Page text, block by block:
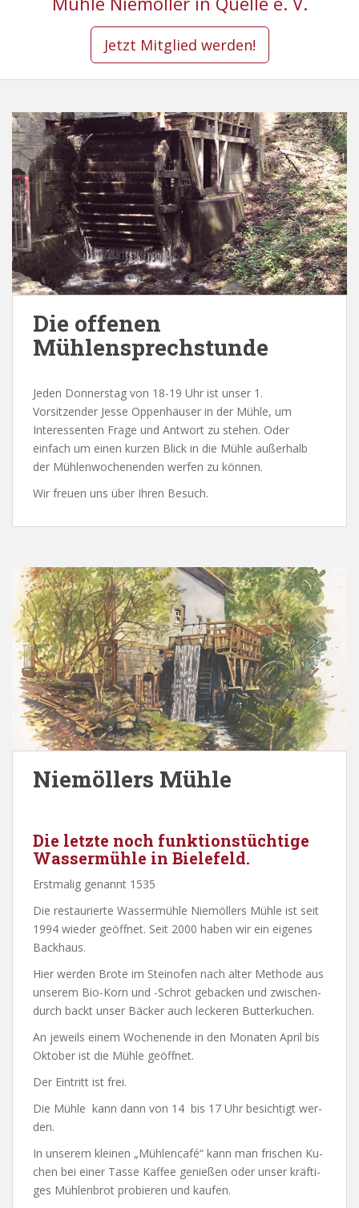
Jetzt Mitglied werden!
Die offenen
Mühlensprechstunde
Jeden Donnerstag von 18-19 Uhr ist unser 1.
Vorsitzender Jesse Oppenhäuser in der Mühle, um
Interessenten Frage und Antwort zu stehen. Oder
einfach um einen kurzen Blick in die Mühle außerhalb
der Mühlenwochenenden werfen zu können.
Wir freuen uns über Ihren Besuch.
Niemöllers Mühle
Die letzte noch funktionstüchtige
Wassermühle in Bielefeld.
Erstmalig genannt 1535
Die restau­rier­te Was­ser­müh­le Nie­möl­lers Müh­le ist seit
1994 wie­der ge­öff­net. Seit 2000 ha­ben wir ein ei­ge­nes
Back­haus.
Hier wer­den Bro­te im Stein­ofen nach al­ter Me­tho­de aus
un­se­rem Bio-Korn und -Schrot ge­ba­cken und zwi­schen­
durch backt un­ser Bä­cker auch le­cke­ren Butter­ku­chen.
An je­weils ei­nem Wo­chen­en­de in den Mo­na­ten Ap­ril bis
Ok­to­ber ist die Müh­le ge­öff­net.
Der Ein­tritt ist frei.
Die Müh­le kann dann von 14 bis 17 Uhr be­sich­tigt wer­
den.
In un­se­rem klei­nen „Mühl­en­ca­fé“ kann man fri­schen Ku­
chen bei ei­ner Tas­se Kaf­fee ge­nie­ßen oder un­ser kräf­ti­
ges Müh­len­brot probieren und kau­fen.